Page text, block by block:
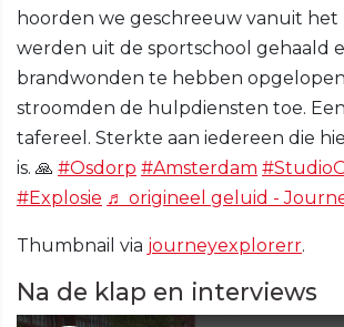
hoorden we geschreeuw vanuit het
werden uit de sportschool gehaald
brandwonden te hebben
stroomden de hulpdiensten toe.
tafereel. Sterkte aan iedereen die
is. 🙏 #Osdorp #Amsterdam
#Explosie ♬ origineel geluid -
Thumbnail via journeyexplorerr.
Na de klap en interviews